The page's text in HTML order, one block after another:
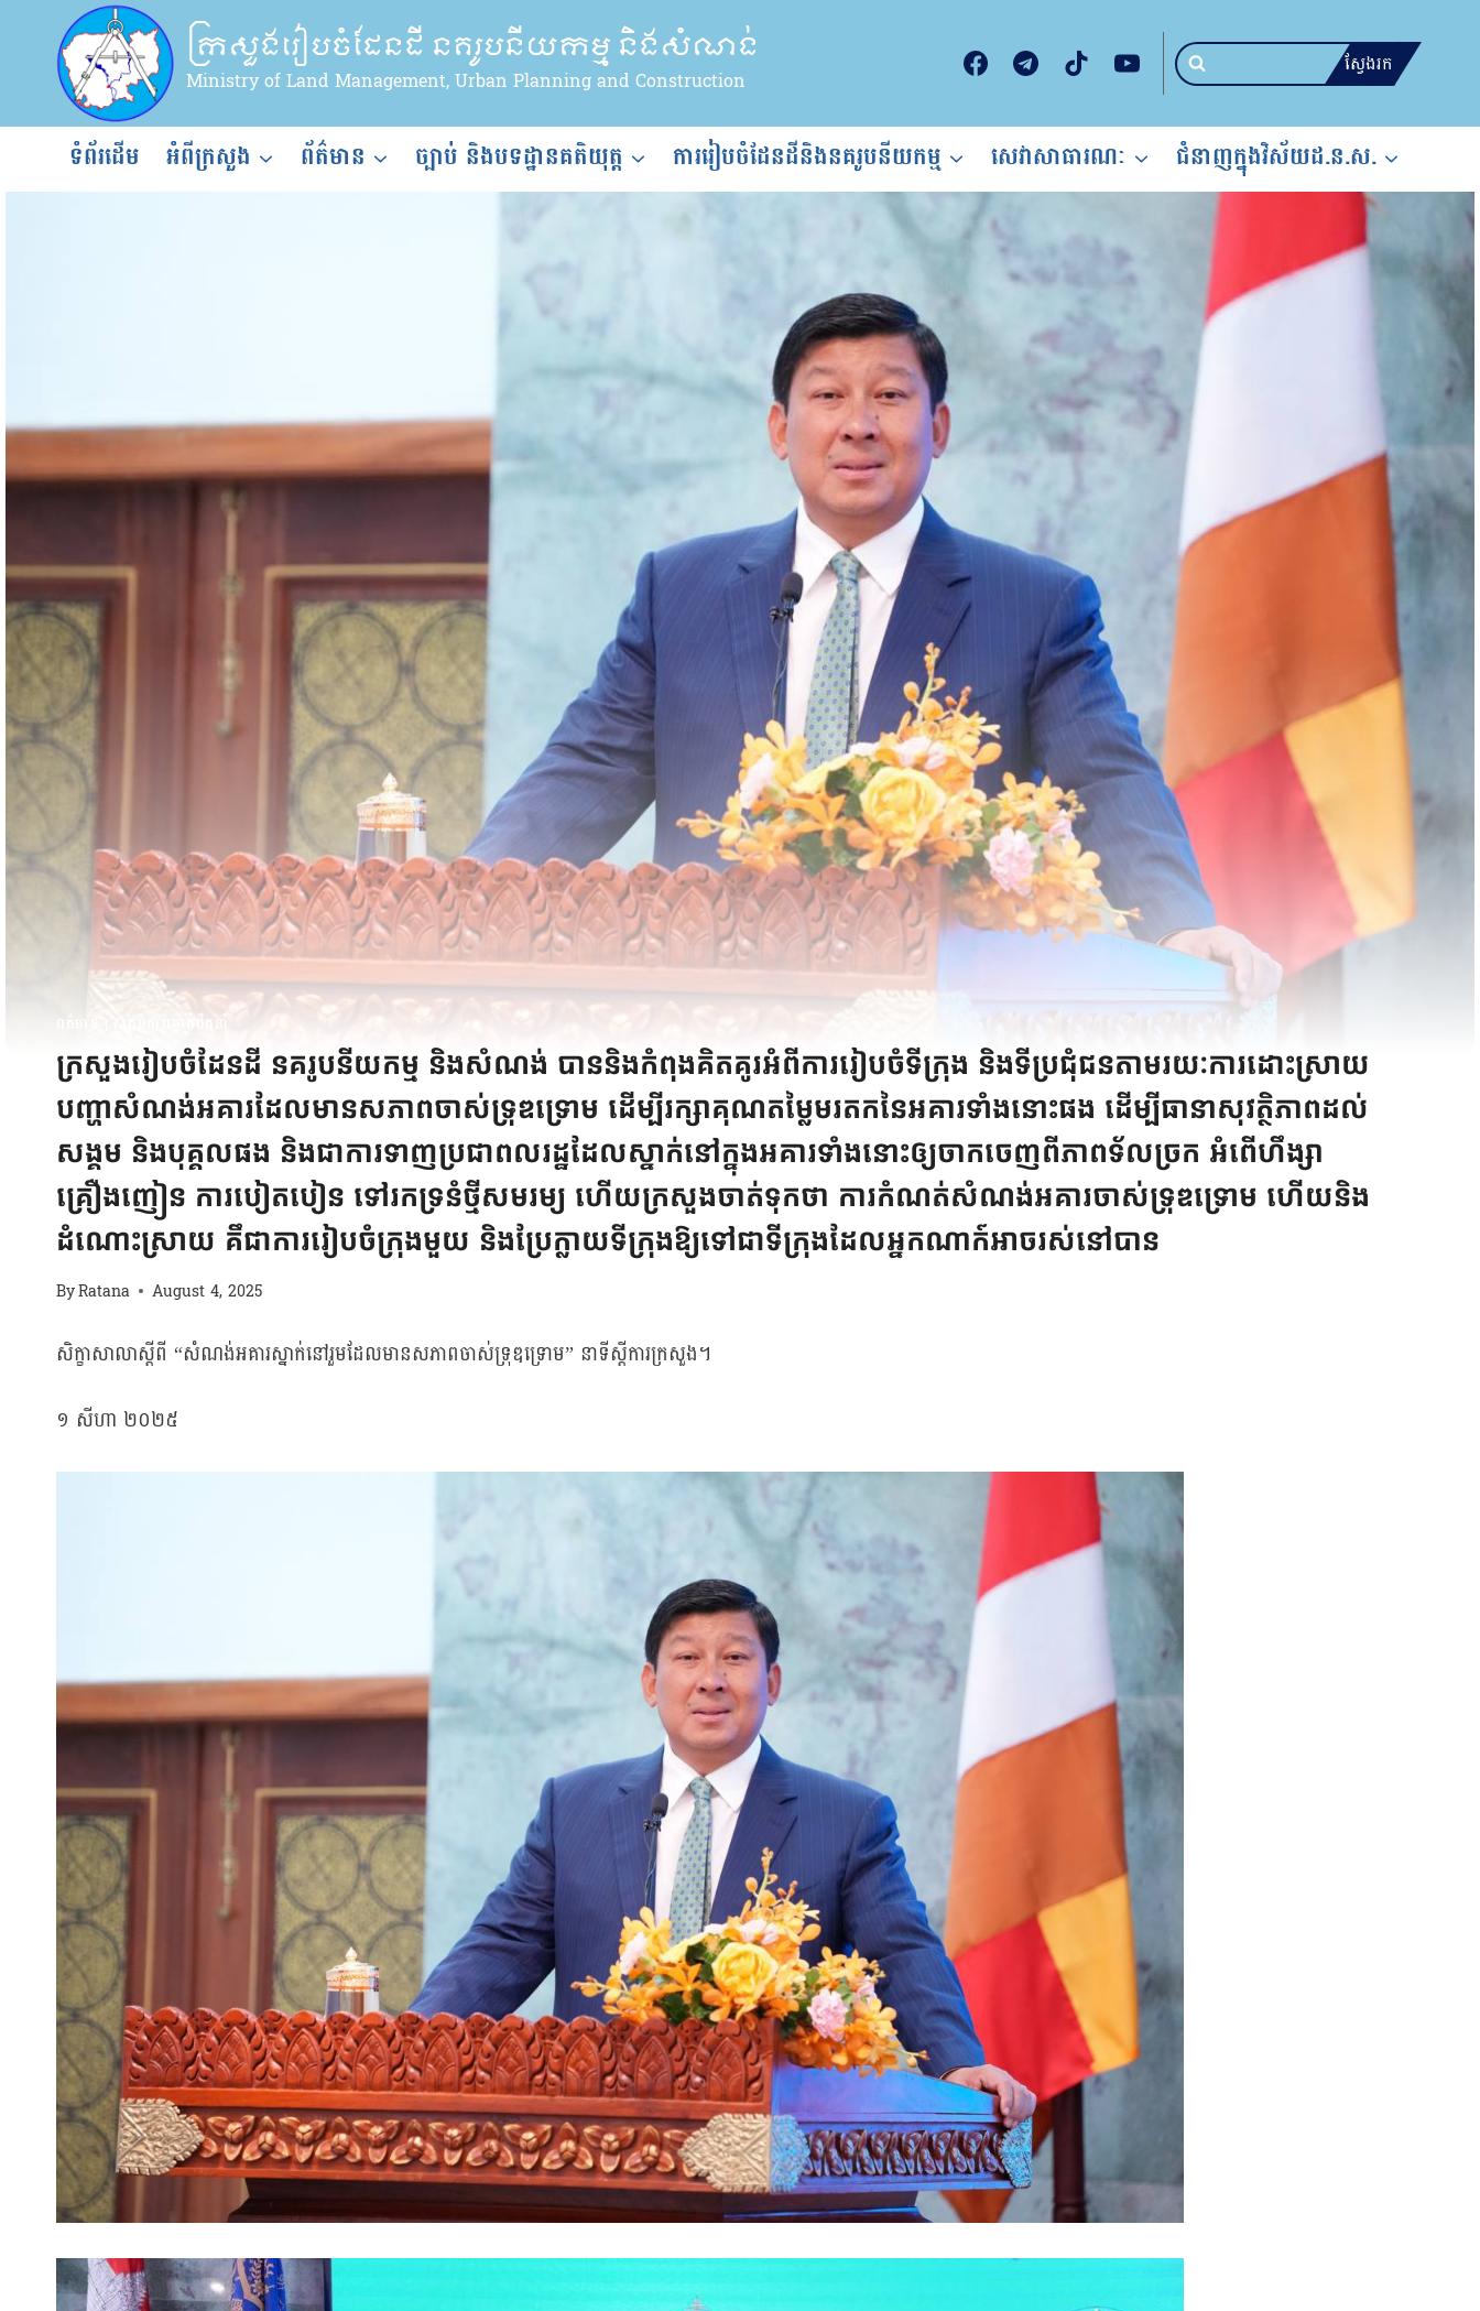
content
ក្រសួងរៀបចំដែនដី នគរូបនីយកម្ម និងសំណង់
Ministry of Land Management, Urban Planning and Construction
ស្វែងរក
ទំព័រដើម អំពីក្រសួង ព័ត៌មាន ច្បាប់ និងបទដ្ឋានគតិយុត្ត ការរៀបចំដែនដីនិងនគរូបនីយកម្ម សេវាសាធារណៈ ជំនាញក្នុងវិស័យដ.ន.ស.
សកម្មភាពថ្នាក់ដឹកនាំ
ក្រសួងរៀបចំដែនដី នគរូបនីយកម្ម និងសំណង់ បាននិងកំពុងគិតគូរអំពីការរៀបចំទីក្រុង និងទីប្រជុំជនតាមរយៈការដោះស្រាយ
បញ្ហាសំណង់អគារដែលមានសភាពចាស់ទ្រុឌទ្រោម ដើម្បីរក្សាគុណតម្លៃមរតកនៃអគារទាំងនោះផង ដើម្បីធានាសុវត្ថិភាពដល់
សង្គម និងបុគ្គលផង និងជាការទាញប្រជាពលរដ្ឋដែលស្នាក់នៅក្នុងអគារទាំងនោះឲ្យចាកចេញពីភាពទ័លច្រក អំពើហឹង្សា
គ្រឿងញៀន ការបៀតបៀន ទៅរកទ្រនំថ្មីសមរម្យ ហើយក្រសួងចាត់ទុកថា ការកំណត់សំណង់អគារចាស់ទ្រុឌទ្រោម ហើយនិង
ដំណោះស្រាយ គឹជាការរៀបចំក្រុងមួយ និងប្រែក្លាយទីក្រុងឱ្យទៅជាទីក្រុងដែលអ្នកណាក៍អាចរស់នៅបាន
ByRatana August 4, 2025
សិក្ខាសាលាស្តីពី “សំណង់អគារស្នាក់នៅរួមដែលមានសភាពចាស់ទ្រុឌទ្រោម” នាទីស្តីការក្រសួង។
១ សីហា ២០២៥